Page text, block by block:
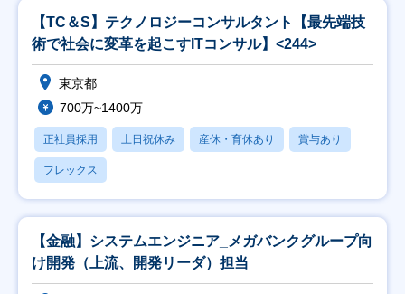
【TC＆S】テクノロジーコンサルタント【最先端技
術で社会に変革を起こすITコンサル】<244>
東京都
700万~1400万
正社員採用 土日祝休み 産休・育休あり 賞与あり
フレックス
【金融】システムエンジニア_メガバンクグループ向
け開発（上流、開発リーダ）担当